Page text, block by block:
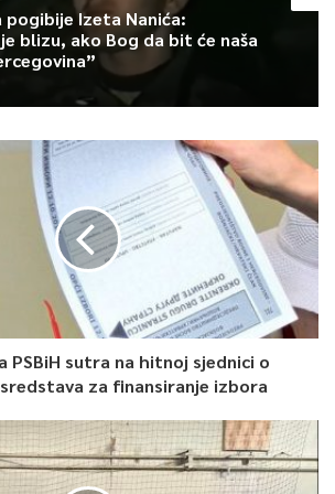
Države i samim tim je otvoren put ka
Ujedinjenih nacija – kazao je.
0
Article Rating
pogibije Izeta Nanića:
blizu, ako Bog da bit će naša
PSBiH sutra na hitnoj sjednici o
za finansiranje izbora